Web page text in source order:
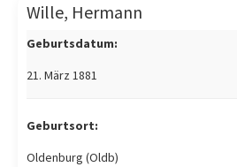
Wille, Hermann
Geburtsdatum:
21. März 1881
Geburtsort:
Oldenburg (Oldb)